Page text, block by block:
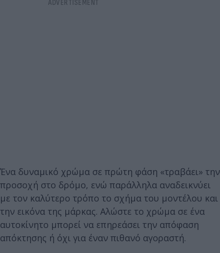
Ένα δυναμικό χρώμα σε πρώτη φάση «τραβάει» την
προσοχή στο δρόμο, ενώ παράλληλα αναδεικνύει
με τον καλύτερο τρόπο το σχήμα του μοντέλου και
την εικόνα της μάρκας. Αλώστε το χρώμα σε ένα
αυτοκίνητο μπορεί να επηρεάσει την απόφαση
απόκτησης ή όχι για έναν πιθανό αγοραστή.